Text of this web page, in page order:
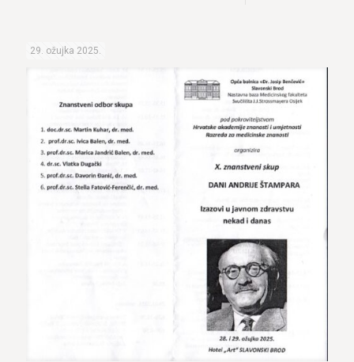
29. ožujka 2025.